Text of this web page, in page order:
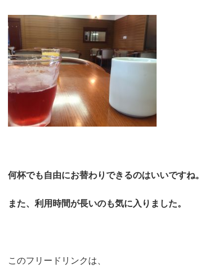
何杯でも自由にお替わりできるのはいいですね。
また、利用時間が長いのも気に入りました。
このフリードリンクは、